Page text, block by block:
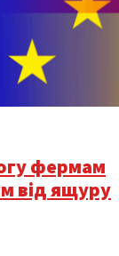
фермам
від ящуру